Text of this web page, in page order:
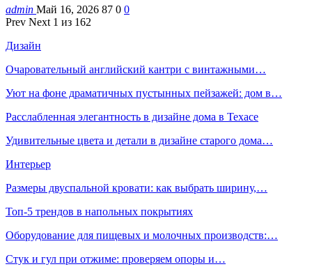
admin Май 16, 2026 87 0 0
Prev Next 1 из 162
Дизайн
Очаровательный английский кантри с винтажными…
Уют на фоне драматичных пустынных пейзажей: дом в…
Расслабленная элегантность в дизайне дома в Техасе
Удивительные цвета и детали в дизайне старого дома…
Интерьер
Размеры двуспальной кровати: как выбрать ширину,…
Топ-5 трендов в напольных покрытиях
Оборудование для пищевых и молочных производств:…
Стук и гул при отжиме: проверяем опоры и…